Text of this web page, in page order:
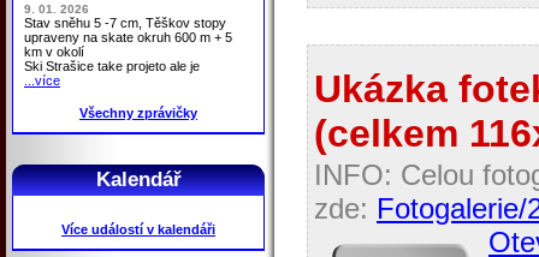
9. 01. 2026
Stav sněhu 5 -7 cm, Těškov stopy
upraveny na skate okruh 600 m + 5
km v okolí
Ski Strašice take projeto ale je
...více
Všechny zprávičky
Kalendář
Více událostí v kalendáři
Ukázka
(celkem
INFO: Celou
zde: Fotogalerie/